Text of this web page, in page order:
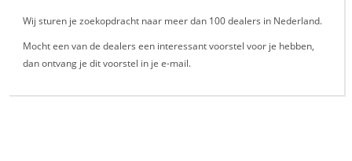
Wij sturen je zoekopdracht naar meer dan 100 dealers in Nederland.
Mocht een van de dealers een interessant voorstel voor je hebben,
dan ontvang je dit voorstel in je e-mail.